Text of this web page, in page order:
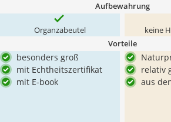
Aufbewahrung
Organzabeutel keine
Vorteile
besonders groß
mit Echtheitszertifikat
mit E-book
relativ
aus